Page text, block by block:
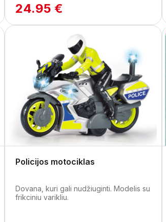
24.95 €
Policijos motociklas
Dovana, kuri gali nudžiuginti. Modelis su
frikciniu varikliu.